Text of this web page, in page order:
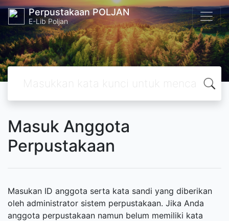
Perpustakaan POLJAN
E-Lib Poljan
Masuk Anggota
Perpustakaan
Masukan ID anggota serta kata sandi yang diberikan
oleh administrator sistem perpustakaan. Jika Anda
anggota perpustakaan namun belum memiliki kata